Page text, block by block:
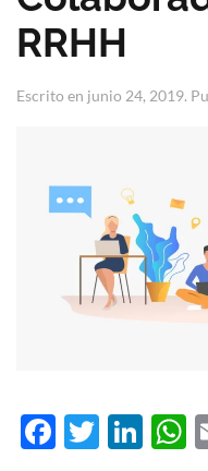
RRHH
Escrito en junio 24, 2019.
Facebook